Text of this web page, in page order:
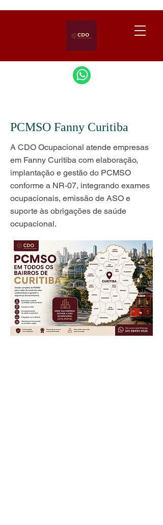
PCMSO Fanny Curitiba
A CDO Ocupacional atende empresas
em Fanny Curitiba com elaboração,
implantação e gestão do PCMSO
conforme a NR-07, integrando exames
ocupacionais, emissão de ASO e
suporte às obrigações de saúde
ocupacional.